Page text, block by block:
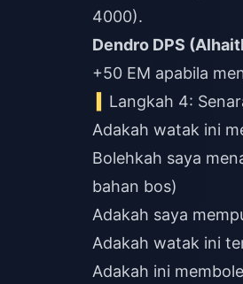
4000).
Dendro DPS
+50 EM apabila
Langkah 4:
Adakah watak ini
Bolehkah saya
bahan bos)
Adakah saya
Adakah watak ini
Adakah ini